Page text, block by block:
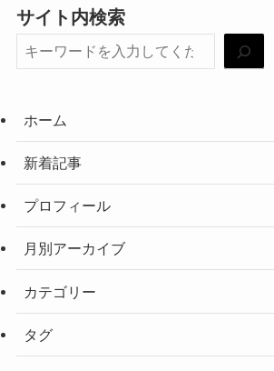
サイト内検索
ホーム
新着記事
プロフィール
月別アーカイブ
カテゴリー
タグ